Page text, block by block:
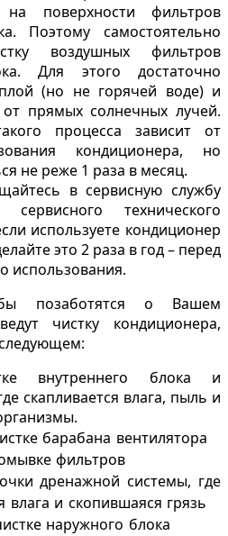
на поверхности фильтров
Поэтому самостоятельно
воздушных фильтров
Для этого достаточно
(но не горячей воде) и
прямых солнечных лучей.
процесса зависит от
кондиционера, но
не реже 1 раза в месяц.
в сервисную службу
технического
используете кондиционер
это 2 раза в год – перед
использования.
позаботятся о Вашем
чистку кондиционера,
внутреннего блока и
скапливается влага, пыль и
барабана вентилятора
фильтров
дренажной системы, где
влага и скопившаяся грязь
наружного блока